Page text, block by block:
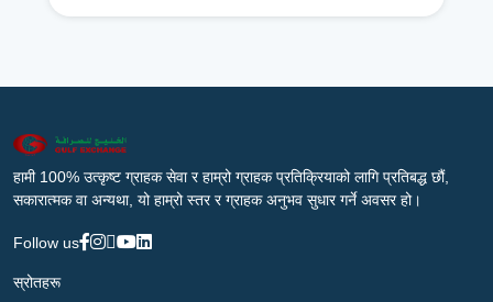
हामी 100% उत्कृष्ट ग्राहक सेवा र हाम्रो ग्राहक प्रतिक्रियाको लागि प्रतिबद्ध छौं,
सकारात्मक वा अन्यथा, यो हाम्रो स्तर र ग्राहक अनुभव सुधार गर्ने अवसर हो।
Follow us
स्रोतहरू